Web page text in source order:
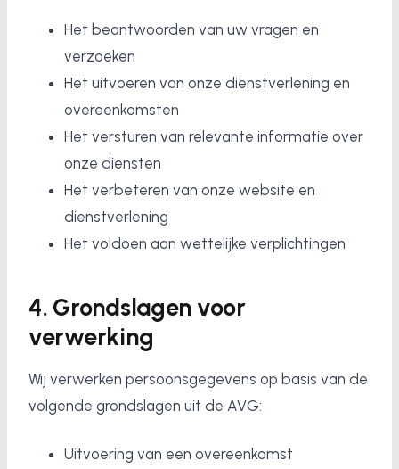
Het beantwoorden van uw vragen en
verzoeken
Het uitvoeren van onze dienstverlening en
overeenkomsten
Het versturen van relevante informatie over
onze diensten
Het verbeteren van onze website en
dienstverlening
Het voldoen aan wettelijke verplichtingen
4. Grondslagen voor
verwerking
Wij verwerken persoonsgegevens op basis van de
volgende grondslagen uit de AVG:
Uitvoering van een overeenkomst